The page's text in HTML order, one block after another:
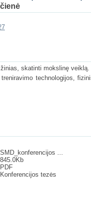
skatinti mokslinę
technologijos,
SMD_konferencijos ...
845.0Kb
PDF
Konferencijos tezės